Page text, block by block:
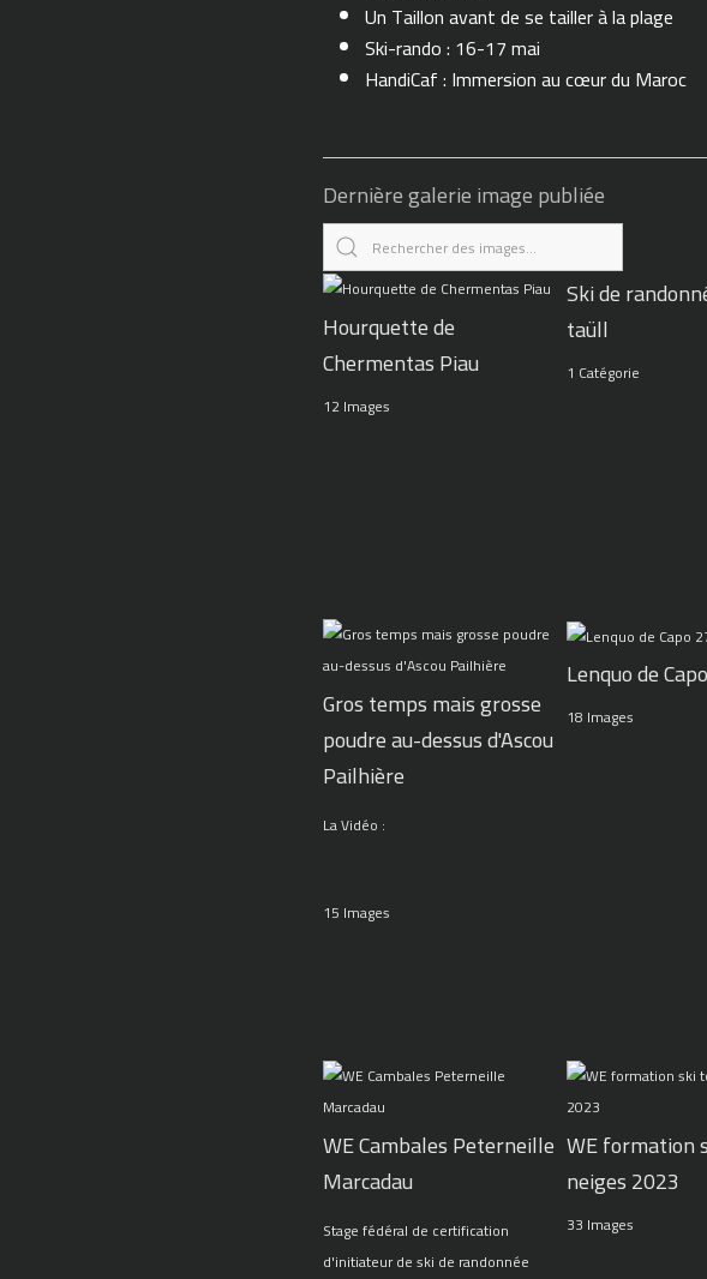
Un Taillon avant de se tailler à la plage
Ski-rando : 16-17 mai
HandiCaf : Immersion au cœur du Maroc
Dernière galerie image publiée
Hourquette de
Chermentas Piau
12 Images
Ski de
taüll
1 Catégorie
Gros temps mais grosse
poudre au-dessus d'Ascou
Pailhière
La Vidéo :
15 Images
Lenquo de
18 Images
WE Cambales Peterneille
Marcadau
Stage fédéral de certification
d'initiateur de ski de randonnée
WE formation
neiges 2023
33 Images